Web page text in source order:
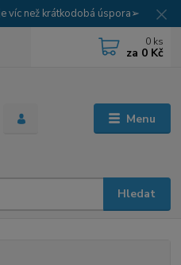
víc než krátkodobá úspora➢
Menu
Hledat
0 ks
za 0 Kč